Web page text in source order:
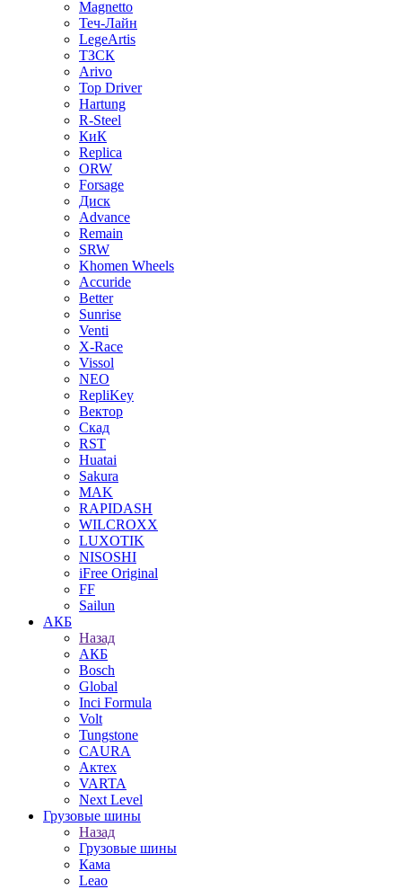
Magnetto
Теч-Лайн
LegeArtis
ТЗСК
Arivo
Top Driver
Hartung
R-Steel
КиК
Replica
ORW
Forsage
Диск
Advance
Remain
SRW
Khomen Wheels
Accuride
Better
Sunrise
Venti
X-Race
Vissol
NEO
RepliKey
Вектор
Скад
RST
Huatai
Sakura
MAK
RAPIDASH
WILCROXX
LUXOTIK
NISOSHI
iFree Original
FF
Sailun
АКБ
Назад
АКБ
Bosch
Global
Inci Formula
Volt
Tungstone
CAURA
Актех
VARTA
Next Level
Грузовые шины
Назад
Грузовые шины
Кама
Leao